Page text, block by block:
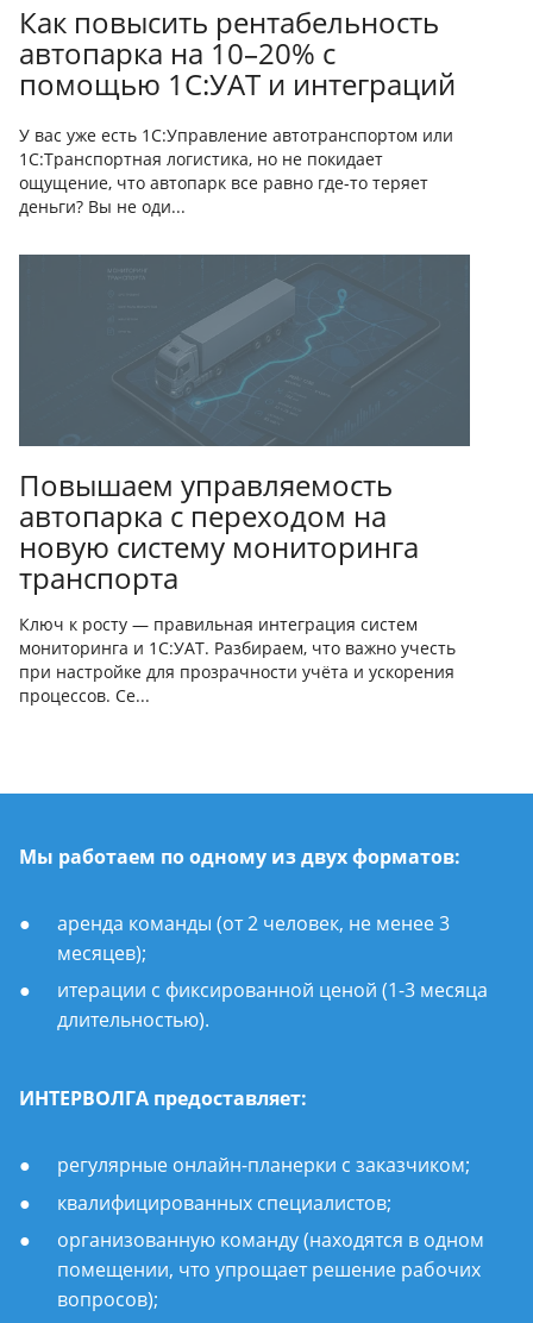
Как повысить рентабельность
автопарка на 10–20% с
помощью 1С:УАТ и интеграций
У вас уже есть 1С:Управление автотранспортом или
1С:Транспортная логистика, но не покидает
ощущение, что автопарк все равно где-то теряет
деньги? Вы не оди...
Повышаем управляемость
автопарка с переходом на
новую систему мониторинга
транспорта
Ключ к росту — правильная интеграция систем
мониторинга и 1С:УАТ. Разбираем, что важно учесть
при настройке для прозрачности учёта и ускорения
процессов. Се...
Мы работаем по одному из двух форматов:
аренда команды (от 2 человек, не менее 3
месяцев);
итерации с фиксированной ценой (1-3 месяца
длительностью).
ИНТЕРВОЛГА предоставляет:
регулярные онлайн-планерки с заказчиком;
квалифицированных специалистов;
организованную команду (находятся в одном
помещении, что упрощает решение рабочих
вопросов);